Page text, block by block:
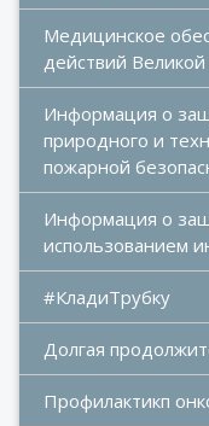
Медицинское
действий
Информация о
природного и
пожарной
Информация о
использованием
#КладиТрубку
Долгая
Профилактикп